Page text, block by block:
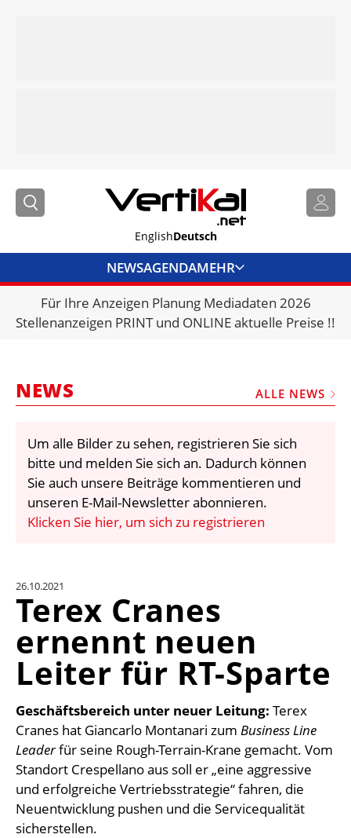
EnglishDeutsch
NEWSAGENDAMEHR
BRANCHENLINKS
VERMIETER
VIDEOS
BIBLIOTHEK
KRAN & BÜHNE
KONTAKT
Für Ihre Anzeigen Planung Mediadaten 2026
Stellenanzeigen PRINT und ONLINE aktuelle Preise !!
NEWS ALLE NEWS
Um alle Bilder zu sehen, registrieren Sie sich
bitte und melden Sie sich an. Dadurch können
Sie auch unsere Beiträge kommentieren und
unseren E-Mail-Newsletter abonnieren.
Klicken Sie hier, um sich zu registrieren
26.10.2021
Terex Cranes
ernennt neuen
Leiter für RT-Sparte
Geschäftsbereich unter neuer Leitung: Terex
Cranes hat Giancarlo Montanari zum Business Line
Leaderfür seine Rough-Terrain-Krane gemacht. Vom
Standort Crespellano aus soll er „eine aggressive
und erfolgreiche Vertriebsstrategie“ fahren, die
Neuentwicklung pushen und die Servicequalität
sicherstellen.